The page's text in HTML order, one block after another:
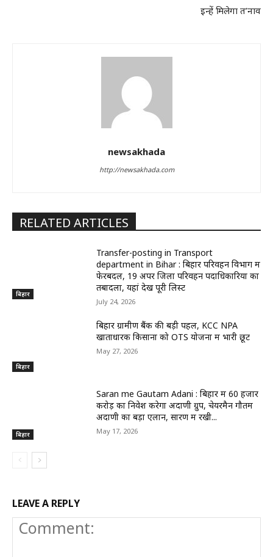
इन्हें मिलेगा त’नाव
newsakhada
http://newsakhada.com
RELATED ARTICLES
बिहार
Transfer-posting in Transport
department in Bihar : बिहार परिवहन विभाग में
फेरबदल, 19 अपर जिला परिवहन पदाधिकारियों का
तबादला, यहां देखें पूरी लिस्ट
July 24, 2026
बिहार
बिहार ग्रामीण बैंक की बड़ी पहल, KCC NPA
खाताधारक किसानों को OTS योजना में भारी छूट
May 27, 2026
बिहार
Saran me Gautam Adani : बिहार में 60 हजार
करोड़ का निवेश करेगा अदाणी ग्रुप, चेयरमैन गौतम
अदाणी का बड़ा एलान, सारण में रखी...
May 17, 2026
LEAVE A REPLY